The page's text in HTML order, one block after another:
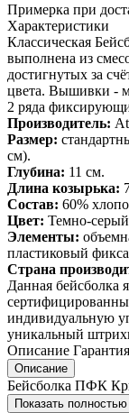
Примерка при
Характеристики
Классическая
выполнена из
достигнутых за
цвета. Вышивки -
2 ряда
Производитель:
Размер:
см).
Глубина: 11 см.
Длина козырька:
Состав: 60%
Цвет: Темно-
Элементы:
пластиковый
Страна
Данная бейсболка
индивидуальную
уникальный
Описание Гарантия
Описание
Бейсболка ПФК
Показать полностью